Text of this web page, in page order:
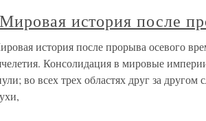
история после
история после прорыва осевого
Консолидация в мировые
во всех трех областях друг за